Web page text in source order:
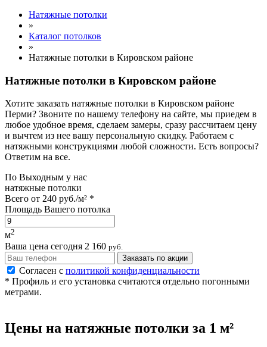
Натяжные потолки
»
Каталог потолков
»
Натяжные потолки в Кировском районе
Натяжные потолки в Кировском районе
Хотите заказать натяжные потолки в Кировском районе
Перми? Звоните по нашему телефону на сайте, мы приедем в
любое удобное время, сделаем замеры, сразу рассчитаем цену
и вычтем из нее вашу персональную скидку. Работаем с
натяжными конструкциями любой сложности. Есть вопросы?
Ответим на все.
По Выходным у нас
натяжные потолки
Всего от 240 руб./м² *
Площадь Вашего потолка
м2
Ваша цена сегодня 2 160 руб.
Заказать по акции
Согласен с политикой конфиденциальности
* Профиль и его установка считаются отдельно погонными
метрами.
Цены на натяжные потолки за 1 м²